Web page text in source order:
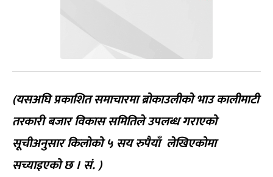
(यसअघि प्रकाशित समाचारमा ब्रोकाउलीको भाउ कालीमाटी
तरकारी बजार विकास समितिले उपलब्ध गराएको
सूचीअनुसार किलोको ५ सय रुपैयाँ लेखिएकोमा
सच्याइएको छ । सं‍. )